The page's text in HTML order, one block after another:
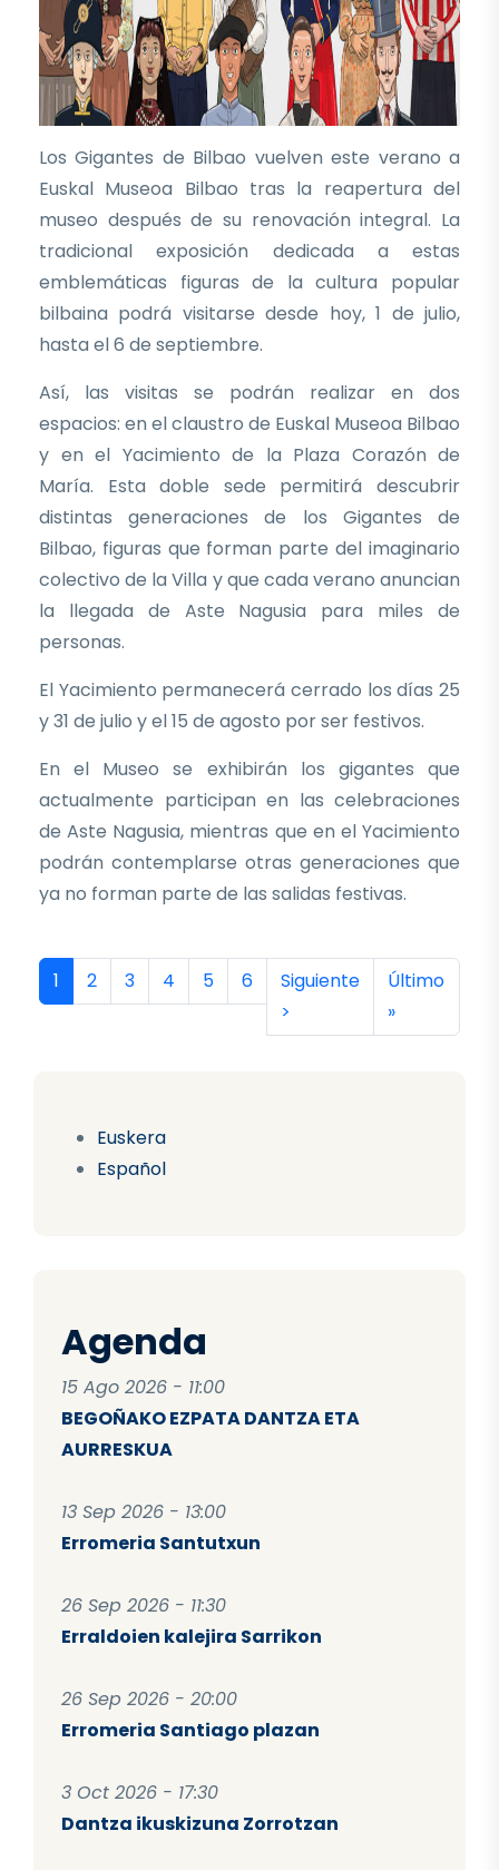
Euskera
Español
Agenda
15 Ago 2026 - 11:00
BEGOÑAKO EZPATA DANTZA ETA
AURRESKUA
13 Sep 2026 - 13:00
Erromeria Santutxun
26 Sep 2026 - 11:30
Erraldoien kalejira Sarrikon
26 Sep 2026 - 20:00
Erromeria Santiago plazan
3 Oct 2026 - 17:30
Dantza ikuskizuna Zorrotzan
Los Gigantes de Bilbao vuelven este verano a
Euskal Museoa Bilbao tras la reapertura del
museo después de su renovación integral. La
tradicional exposición dedicada a estas
emblemáticas figuras de la cultura popular
bilbaina podrá visitarse desde hoy, 1 de julio,
hasta el 6 de septiembre.
Así, las visitas se podrán realizar en dos
espacios: en el claustro de Euskal Museoa Bilbao
y en el Yacimiento de la Plaza Corazón de
María. Esta doble sede permitirá descubrir
distintas generaciones de los Gigantes de
Bilbao, figuras que forman parte del imaginario
colectivo de la Villa y que cada verano anuncian
la llegada de Aste Nagusia para miles de
personas.
El Yacimiento permanecerá cerrado los días 25
y 31 de julio y el 15 de agosto por ser festivos.
En el Museo se exhibirán los gigantes que
actualmente participan en las celebraciones
de Aste Nagusia, mientras que en el Yacimiento
podrán contemplarse otras generaciones que
ya no forman parte de las salidas festivas.
Paginación
Página actual
1 Página
2 Página
3 Página
4 Página
5 Página
6 Siguiente página
Siguiente
>
Última
Último
»